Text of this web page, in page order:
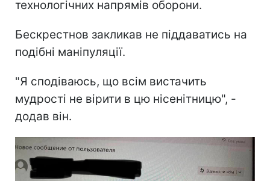
технологічних напрямів оборони.
Бескрестнов закликав не піддаватись на
подібні маніпуляції.
"Я сподіваюсь, що всім вистачить
мудрості не вірити в цю нісенітницю", -
додав він.